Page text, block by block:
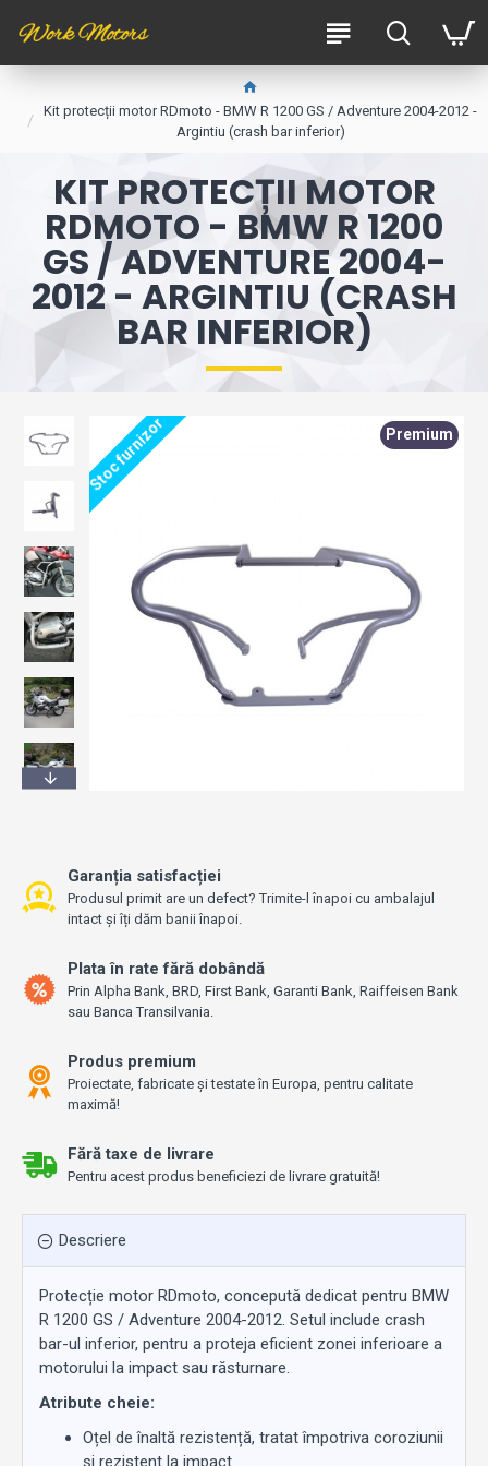
Kit protecții motor RDmoto - BMW R 1200 GS / Adventure 2004-2012 -
Argintiu (crash bar inferior)
KIT PROTECȚII MOTOR
RDMOTO - BMW R 1200
GS / ADVENTURE 2004-
2012 - ARGINTIU (CRASH
BAR INFERIOR)
Premium
Stoc furnizor
Fără taxe de livrare
Pentru acest produs beneficiezi de livrare gratuită!
Garanția satisfacției
Produsul primit are un defect? Trimite-l înapoi cu ambalajul
intact și îți dăm banii înapoi.
Plata în rate fără dobândă
Prin Alpha Bank, BRD, First Bank, Garanti Bank, Raiffeisen Bank
sau Banca Transilvania.
Produs premium
Proiectate, fabricate și testate în Europa, pentru calitate
maximă!
Descriere
Protecție motor RDmoto, concepută dedicat pentru BMW
R 1200 GS / Adventure 2004-2012. Setul include crash
bar-ul inferior, pentru a proteja eficient zonei inferioare a
motorului la impact sau răsturnare.
Atribute cheie:
Oțel de înaltă rezistență, tratat împotriva coroziunii
și rezistent la impact